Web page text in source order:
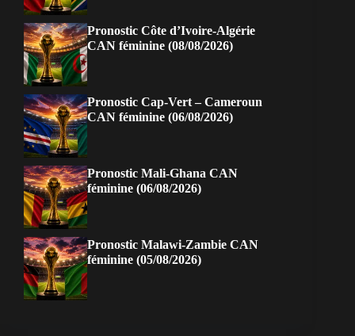
Pronostic Côte d’Ivoire-Algérie
CAN féminine (08/08/2026)
Pronostic Cap-Vert – Cameroun
CAN féminine (06/08/2026)
Pronostic Mali-Ghana CAN
féminine (06/08/2026)
Pronostic Malawi-Zambie CAN
féminine (05/08/2026)